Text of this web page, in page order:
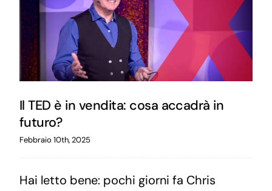
Il TED è in vendita: cosa accadrà in
futuro?
Febbraio 10th, 2025
Hai letto bene: pochi giorni fa Chris